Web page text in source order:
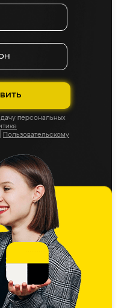
персональных
Пользовательскому